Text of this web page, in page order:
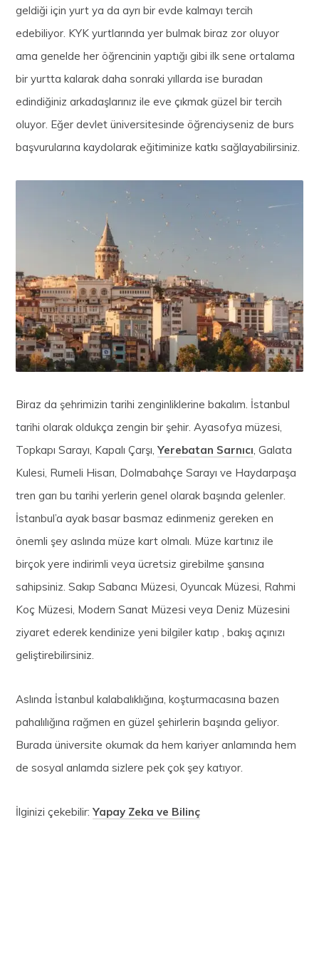
geldiği için yurt ya da ayrı bir evde kalmayı tercih
edebiliyor. KYK yurtlarında yer bulmak biraz zor oluyor
ama genelde her öğrencinin yaptığı gibi ilk sene ortalama
bir yurtta kalarak daha sonraki yıllarda ise buradan
edindiğiniz arkadaşlarınız ile eve çıkmak güzel bir tercih
oluyor. Eğer devlet üniversitesinde öğrenciyseniz de burs
başvurularına kaydolarak eğitiminize katkı sağlayabilirsiniz.
Biraz da şehrimizin tarihi zenginliklerine bakalım. İstanbul
tarihi olarak oldukça zengin bir şehir. Ayasofya müzesi,
Topkapı Sarayı, Kapalı Çarşı,Yerebatan Sarnıcı, Galata
Kulesi, Rumeli Hisarı, Dolmabahçe Sarayı ve Haydarpaşa
tren garı bu tarihi yerlerin genel olarak başında gelenler.
İstanbul’a ayak basar basmaz edinmeniz gereken en
önemli şey aslında müze kart olmalı. Müze kartınız ile
birçok yere indirimli veya ücretsiz girebilme şansına
sahipsiniz. Sakıp Sabancı Müzesi, Oyuncak Müzesi, Rahmi
Koç Müzesi, Modern Sanat Müzesi veya Deniz Müzesini
ziyaret ederek kendinize yeni bilgiler katıp , bakış açınızı
geliştirebilirsiniz.
Aslında İstanbul kalabalıklığına, koşturmacasına bazen
pahalılığına rağmen en güzel şehirlerin başında geliyor.
Burada üniversite okumak da hem kariyer anlamında hem
de sosyal anlamda sizlere pek çok şey katıyor.
İlginizi çekebilir:Yapay Zeka ve Bilinç